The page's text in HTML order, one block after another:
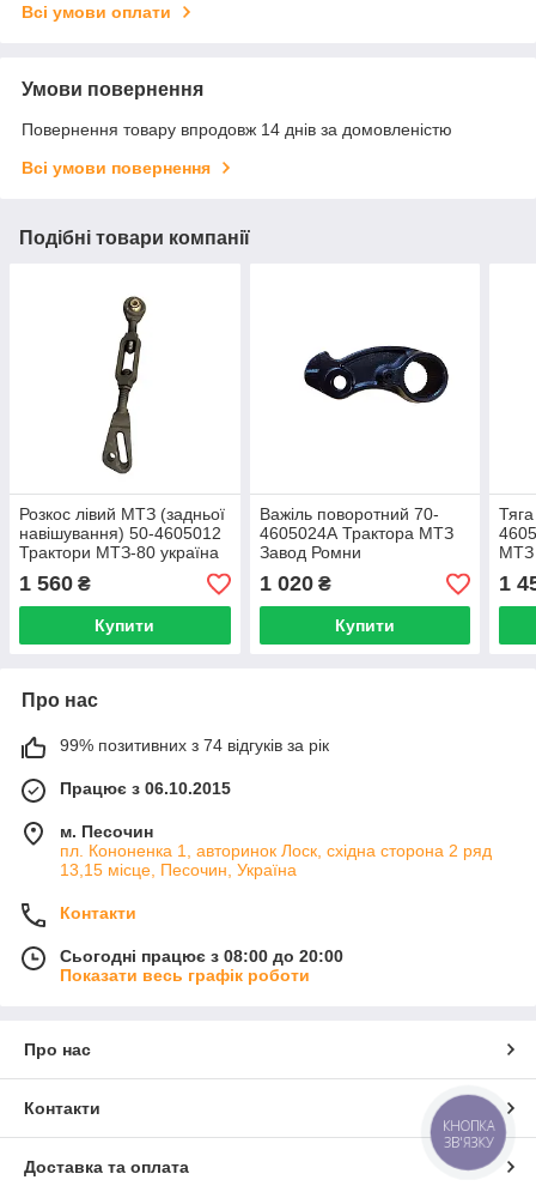
Всі умови оплати
Умови повернення
Повернення товару впродовж 14 днів за домовленістю
Всі умови повернення
Подібні товари компанії
Розкос лівий МТЗ (задньої
навішування) 50-4605012
Трактори МТЗ-80 україна
завод Ромни
1 560 ₴
Купити
Важіль поворотний 70-
4605024А Трактора МТЗ
Завод Ромни
1 020₴
Купити
1
Про нас
99% позитивних з 74 відгуків за рік
Працює з 06.10.2015
м. Песочин
пл. Кононенка 1, авторинок Лоск, східна сторона 2 ряд
13,15 місце, Песочин, Україна
Контакти
Сьогодні працює з 08:00 до 20:00
Показати весь графік роботи
Про нас
Контакти
Доставка та оплата
КНОПКА
ЗВ'ЯЗКУ